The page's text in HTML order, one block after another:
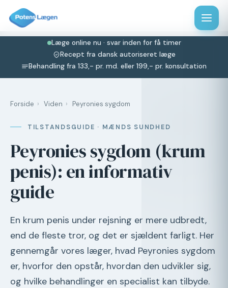
Læge online nu · svar inden for få timer
Recept fra dansk autoriseret læge
Behandling fra 133,- pr. md. eller 199,- pr. konsultation
Forside › Viden › Peyronies sygdom
TILSTANDSGUIDE · MÆNDS SUNDHED
Peyronies sygdom (krum
penis): en informativ
guide
En krum penis under rejsning er mere udbredt,
end de fleste tror, og det er sjældent farligt. Her
gennemgår vores læger, hvad Peyronies sygdom
er, hvorfor den opstår, hvordan den udvikler sig,
og hvilke behandlinger en specialist kan tilbyde.